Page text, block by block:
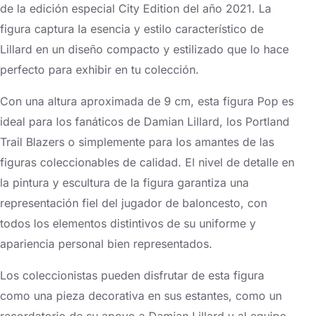
de la edición especial City Edition del año 2021. La
figura captura la esencia y estilo característico de
Lillard en un diseño compacto y estilizado que lo hace
perfecto para exhibir en tu colección.
Con una altura aproximada de 9 cm, esta figura Pop es
ideal para los fanáticos de Damian Lillard, los Portland
Trail Blazers o simplemente para los amantes de las
figuras coleccionables de calidad. El nivel de detalle en
la pintura y escultura de la figura garantiza una
representación fiel del jugador de baloncesto, con
todos los elementos distintivos de su uniforme y
apariencia personal bien representados.
Los coleccionistas pueden disfrutar de esta figura
como una pieza decorativa en sus estantes, como un